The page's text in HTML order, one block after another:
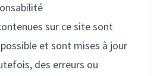
sur ce site sont
et sont mises à jour
des erreurs ou